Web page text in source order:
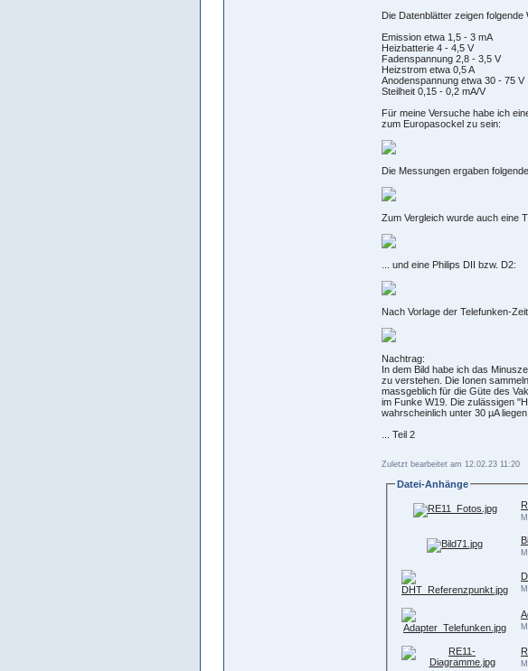
Die Datenblätter zeigen folgende
Emission etwa 1,5 - 3 mA
Heizbatterie 4 - 4,5 V
Fadenspannung 2,8 - 3,5 V
Heizstrom etwa 0,5 A
Anodenspannung etwa 30 - 75 V
Steilheit 0,15 - 0,2 mA/V
Für meine Versuche habe ich
zum Europasockel zu sein:
Die Messungen ergaben
Zum Vergleich wurde auch eine
... und eine Philips DII bzw. D2:
Nach Vorlage der Telefunken-
Nachtrag:
In dem Bild habe ich das
zu verstehen. Die Ionen
massgeblich für die Güte des
im Funke W19. Die zulässigen
wahrscheinlich unter 30 µA
... Teil 2
Zuletzt bearbeitet am 12.02.23 11:20
Datei-Anhänge